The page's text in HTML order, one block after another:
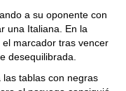
a su oponente con
una Italiana. En la
marcador tras vencer
desequilibrada.
tablas con negras